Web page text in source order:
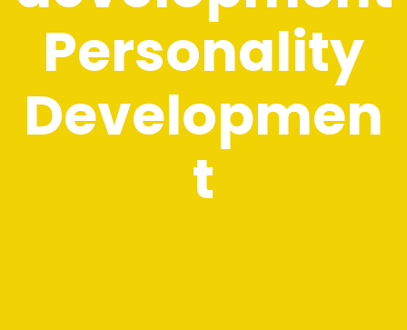
Personality
Developmen
t